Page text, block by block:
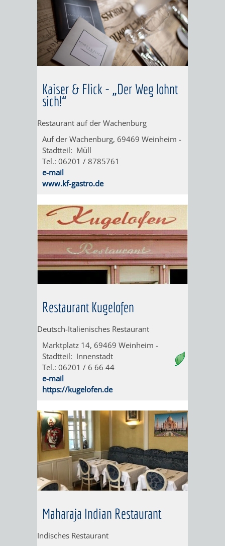
SCHWELGEN
UND
MÜHE
-
FÜHRUNG
VORTRAG
FÜR
BUSREISEN
DIE
BRÄUCHE
AN
OSTERN
WEIHNACHTEN
WEINHEIMER
ORTSTEIL
LÜTZELSACHSEN
BAD
BEMERKENSWERTES
AUF
LÜTZELSACHSEN'S
Kaiser & Flick - „Der Weg lohnt
sich!“
Restaurant auf der Wachenburg
Auf der Wachenburg, 69469 Weinheim -
Stadtteil: Müll
Tel.: 06201 / 8785761
e-mail
www.kf-gastro.de
Restaurant Kugelofen
Deutsch-Italienisches Restaurant
Marktplatz 14, 69469 Weinheim -
Stadtteil: Innenstadt
Tel.: 06201 / 6 66 44
e-mail
https://kugelofen.de
Maharaja Indian Restaurant
Indisches Restaurant